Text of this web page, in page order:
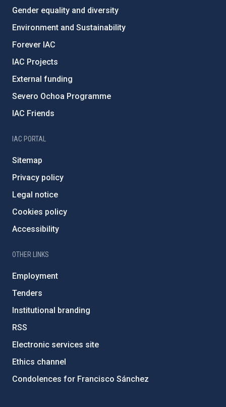
Gender equality and diversity
Environment and Sustainability
Forever IAC
IAC Projects
External funding
Severo Ochoa Programme
IAC Friends
IAC PORTAL
Sitemap
Privacy policy
Legal notice
Cookies policy
Accessibility
OTHER LINKS
Employment
Tenders
Institutional branding
RSS
Electronic services site
Ethics channel
Condolences for Francisco Sánchez